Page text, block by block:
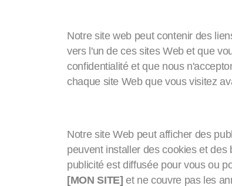
Notre site web peut contenir des
vers l'un de ces sites Web et que
confidentialité et que nous
chaque site Web que vous visitez
Notre site Web peut afficher des
peuvent installer des cookies et
publicité est diffusée pour vous ou
[MON SITE] et ne couvre pas les